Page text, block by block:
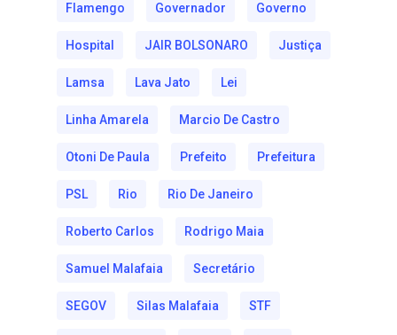
Flamengo Governador Governo
Hospital JAIR BOLSONARO Justiça
Lamsa Lava Jato Lei
Linha Amarela Marcio De Castro
Otoni De Paula Prefeito Prefeitura
PSL Rio Rio De Janeiro
Roberto Carlos Rodrigo Maia
Samuel Malafaia Secretário
SEGOV Silas Malafaia STF